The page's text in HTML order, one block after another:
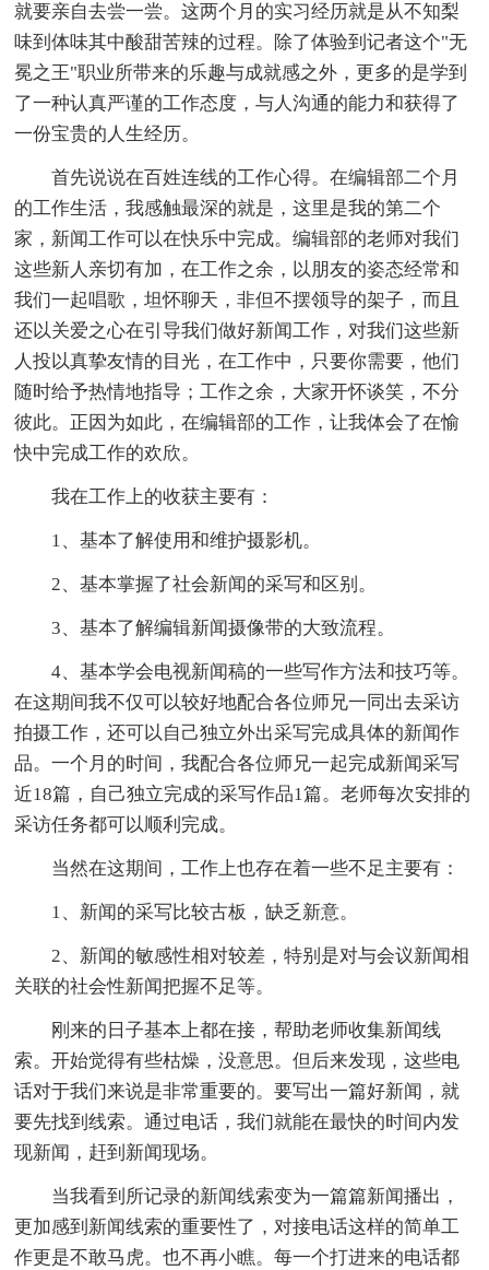
就要亲自去尝一尝。这两个月的实习经历就是从不知梨
味到体味其中酸甜苦辣的过程。除了体验到记者这个"无
冕之王"职业所带来的乐趣与成就感之外，更多的是学到
了一种认真严谨的工作态度，与人沟通的能力和获得了
一份宝贵的人生经历。
首先说说在百姓连线的工作心得。在编辑部二个月
的工作生活，我感触最深的就是，这里是我的第二个
家，新闻工作可以在快乐中完成。编辑部的老师对我们
这些新人亲切有加，在工作之余，以朋友的姿态经常和
我们一起唱歌，坦怀聊天，非但不摆领导的架子，而且
还以关爱之心在引导我们做好新闻工作，对我们这些新
人投以真挚友情的目光，在工作中，只要你需要，他们
随时给予热情地指导；工作之余，大家开怀谈笑，不分
彼此。正因为如此，在编辑部的工作，让我体会了在愉
快中完成工作的欢欣。
我在工作上的收获主要有：
1、基本了解使用和维护摄影机。
2、基本掌握了社会新闻的采写和区别。
3、基本了解编辑新闻摄像带的大致流程。
4、基本学会电视新闻稿的一些写作方法和技巧等。
在这期间我不仅可以较好地配合各位师兄一同出去采访
拍摄工作，还可以自己独立外出采写完成具体的新闻作
品。一个月的时间，我配合各位师兄一起完成新闻采写
近18篇，自己独立完成的采写作品1篇。老师每次安排的
采访任务都可以顺利完成。
当然在这期间，工作上也存在着一些不足主要有：
1、新闻的采写比较古板，缺乏新意。
2、新闻的敏感性相对较差，特别是对与会议新闻相
关联的社会性新闻把握不足等。
刚来的日子基本上都在接，帮助老师收集新闻线
索。开始觉得有些枯燥，没意思。但后来发现，这些电
话对于我们来说是非常重要的。要写出一篇好新闻，就
要先找到线索。通过电话，我们就能在最快的时间内发
现新闻，赶到新闻现场。
当我看到所记录的新闻线索变为一篇篇新闻播出，
更加感到新闻线索的重要性了，对接电话这样的简单工
作更是不敢马虎。也不再小瞧。每一个打进来的电话都